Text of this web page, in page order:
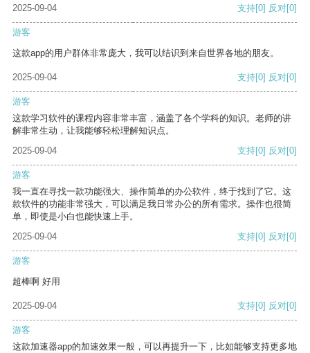
2025-09-04 支持[0] 反对[0]
游客
这款app的用户群体非常庞大，我可以结识到来自世界各地的朋友。
2025-09-04 支持[0] 反对[0]
游客
这款学习软件的课程内容非常丰富，涵盖了各个学科的知识。老师的讲
解非常生动，让我能够轻松理解知识点。
2025-09-04
支持[0] 反对[0]
游客
我一直在寻找一款功能强大、操作简单的办公软件，终于找到了它。这
款软件的功能非常强大，可以满足我日常办公的所有需求。操作也很简
单，即使是小白也能快速上手。
2025-09-04
支持[0] 反对[0]
游客
超棒啊 好用
2025-09-04 支持[0] 反对[0]
游客
这款加速器app的加速效果一般，可以再提升一下，比如能够支持更多地